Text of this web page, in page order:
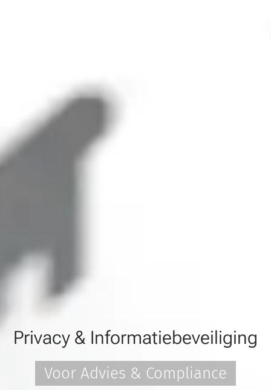
Privacy & Informatiebeveiliging
Voor Advies & Compliance